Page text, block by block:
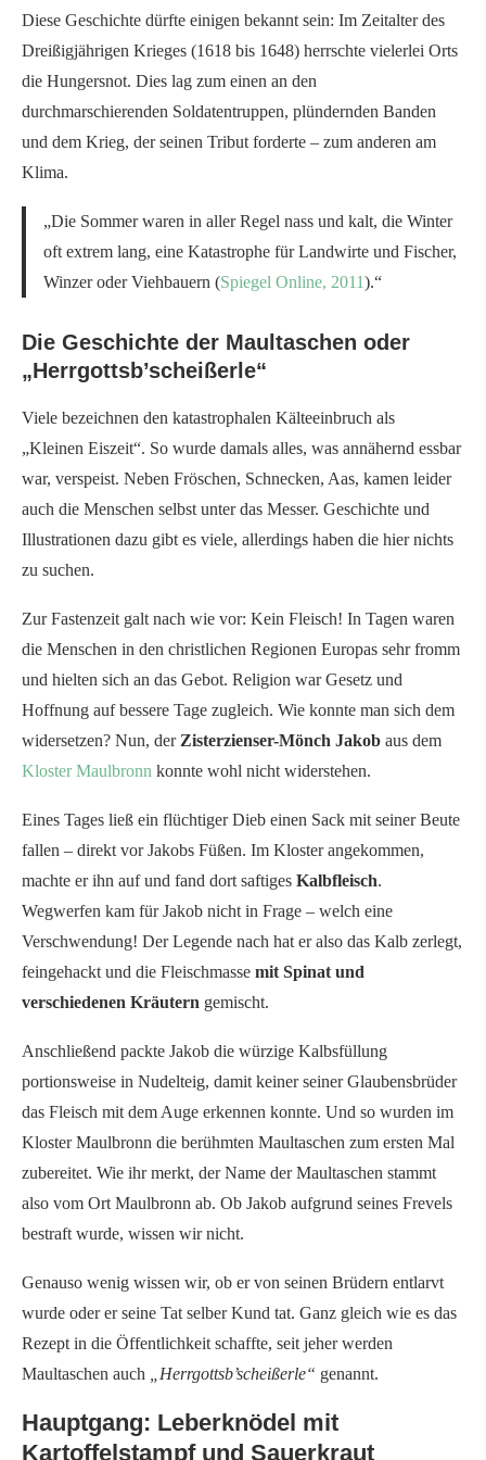
Diese Geschichte dürfte einigen bekannt sein: Im Zeitalter des
Dreißigjährigen Krieges (1618 bis 1648) herrschte vielerlei Orts
die Hungersnot. Dies lag zum einen an den
durchmarschierenden Soldatentruppen, plündernden Banden
und dem Krieg, der seinen Tribut forderte – zum anderen am
Klima.
„Die Sommer waren in aller Regel nass und kalt, die Winter
oft extrem lang, eine Katastrophe für Landwirte und Fischer,
Winzer oder Viehbauern (Spiegel Online, 2011).“
Die Geschichte der Maultaschen oder
„Herrgottsb’scheißerle“
Viele bezeichnen den katastrophalen Kälteeinbruch als
„Kleinen Eiszeit“. So wurde damals alles, was annähernd essbar
war, verspeist. Neben Fröschen, Schnecken, Aas, kamen leider
auch die Menschen selbst unter das Messer. Geschichte und
Illustrationen dazu gibt es viele, allerdings haben die hier nichts
zu suchen.
Zur Fastenzeit galt nach wie vor: Kein Fleisch! In Tagen waren
die Menschen in den christlichen Regionen Europas sehr fromm
und hielten sich an das Gebot. Religion war Gesetz und
Hoffnung auf bessere Tage zugleich. Wie konnte man sich dem
widersetzen? Nun, der Zisterzienser-Mönch Jakob aus dem
Kloster Maulbronn konnte wohl nicht widerstehen.
Eines Tages ließ ein flüchtiger Dieb einen Sack mit seiner Beute
fallen – direkt vor Jakobs Füßen. Im Kloster angekommen,
machte er ihn auf und fand dort saftiges Kalbfleisch.
Wegwerfen kam für Jakob nicht in Frage – welch eine
Verschwendung! Der Legende nach hat er also das Kalb zerlegt,
feingehackt und die Fleischmasse mit Spinat und
verschiedenen Kräutern gemischt.
Anschließend packte Jakob die würzige Kalbsfüllung
portionsweise in Nudelteig, damit keiner seiner Glaubensbrüder
das Fleisch mit dem Auge erkennen konnte. Und so wurden im
Kloster Maulbronn die berühmten Maultaschen zum ersten Mal
zubereitet. Wie ihr merkt, der Name der Maultaschen stammt
also vom Ort Maulbronn ab. Ob Jakob aufgrund seines Frevels
bestraft wurde, wissen wir nicht.
Genauso wenig wissen wir, ob er von seinen Brüdern entlarvt
wurde oder er seine Tat selber Kund tat. Ganz gleich wie es das
Rezept in die Öffentlichkeit schaffte, seit jeher werden
Maultaschen auch
„Herrgottsb’scheißerle“ genannt.
Hauptgang: Leberknödel mit
Kartoffelstampf und Sauerkraut